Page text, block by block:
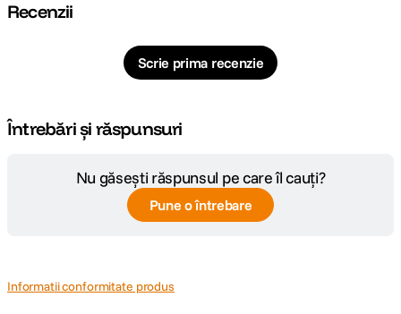
Recenzii
Scrie prima recenzie
Întrebări și răspunsuri
Nu găsești răspunsul pe care îl cauți?
Pune o întrebare
Informatii conformitate produs